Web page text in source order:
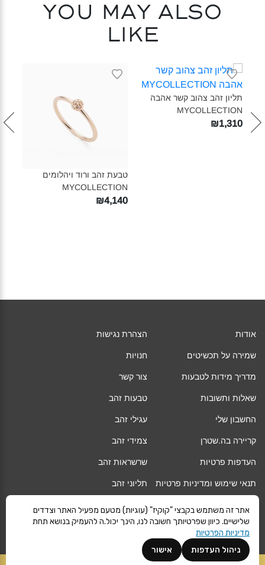
You may also
like
תליון זהב צהוב קשר אהבה
MYCOLLECTION‎
₪1,310
טבעת זהב ורוד ויהלומים
MYCOLLECTION‎
₪4,140
אודות
שמירה על תכשיטים
מדריך מידות לטבעות
שאלות ותשובות
החשבון שלי
קריירה בה.שטרן
העדפות פרטיות
תנאי שימוש ומדיניות פרטיות
החלפה/החזרה/ביטול עסקה
אחריות
משלוחים
הצהרת נגישות
חנויות
צור קשר
טבעות זהב
עגילי זהב
צמידי זהב
שרשראות זהב
תליוני זהב
גיפט קארד
מגזין
Vogue
אתר זה משתמש בקבצי "קוקיז" (עוגיות) מטעם מפעיל האתר וצדדים
שלישיים. כיוון שפרטיותך חשובה לנו, הינך יכול.ה להעמיק בנושא תחת
מדיניות הפרטיות
אישור
ניהול העדפות